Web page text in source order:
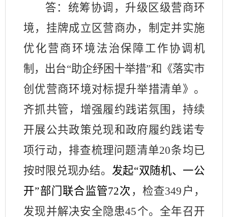
答： 统筹协调，升级区级营商环
境，挂牌成立区营商办，制定并实施
优化营商环境法治保障工作协调机
制， 出台“助企纾困 十举措”和 《落实市
创优营商环境对标提升举措清单》 。
齐抓共管，增强履约践诺氛围，持续
开展公共政策兑现和政府履约践诺专
项行动，排查梳理问题清单20条均已
按时限兑现办结。 发起“双随机、一公
开”部门联合监管72次 ，检查349户，
发现并解决安全隐患45个。全年召开